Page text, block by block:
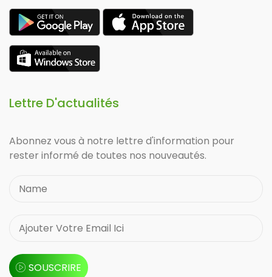
Lettre D'actualités
Abonnez vous à notre lettre d'information pour
rester informé de toutes nos nouveautés.
SOUSCRIRE